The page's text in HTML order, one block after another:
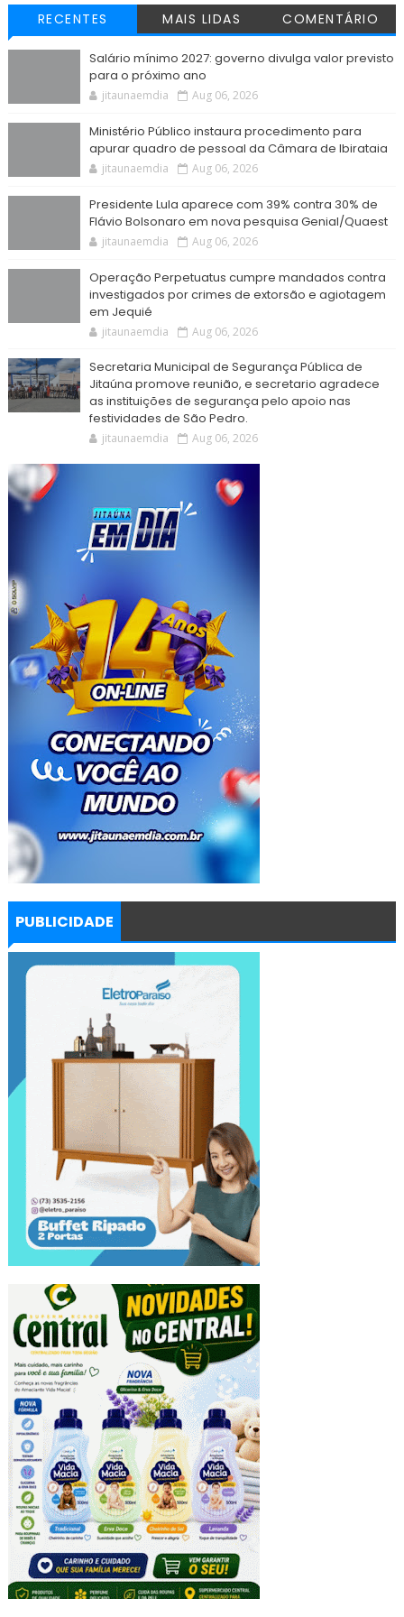
RECENTES MAIS LIDAS COMENTÁRIO
Salário mínimo 2027: governo divulga valor previsto
para o próximo ano
jitaunaemdia Aug 06, 2026
Ministério Público instaura procedimento para
apurar quadro de pessoal da Câmara de Ibirataia
jitaunaemdia Aug 06, 2026
Presidente Lula aparece com 39% contra 30% de
Flávio Bolsonaro em nova pesquisa Genial/Quaest
jitaunaemdia Aug 06, 2026
Operação Perpetuatus cumpre mandados contra
investigados por crimes de extorsão e agiotagem
em Jequié
jitaunaemdia Aug 06, 2026
Secretaria Municipal de Segurança Pública de
Jitaúna promove reunião, e secretario agradece
as instituições de segurança pelo apoio nas
festividades de São Pedro.
jitaunaemdia Aug 06, 2026
PUBLICIDADE